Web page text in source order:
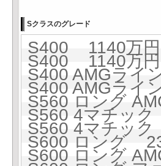
Sクラスのグレード
S400 1140万
S400 1140万
S400 AMGラ
S400 AMGラ
S560 ロング
S560 4マチッ
S560 4マチッ
S600 ロング
S600 ロング